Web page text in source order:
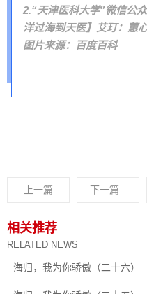
2.“天津医科大学”微信公
洋过海到天医】艾玎：蕙
图片来源：百度百科
上一篇 下一篇
相关推荐
RELATED NEWS
海归，我为你骄傲（二十六）